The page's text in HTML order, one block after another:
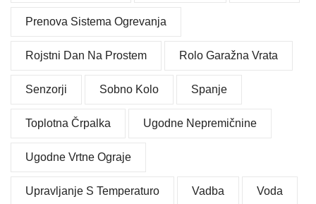
Prenova Sistema Ogrevanja
Rojstni Dan Na Prostem Rolo Garažna Vrata
Senzorji Sobno Kolo Spanje
Toplotna Črpalka Ugodne Nepremičnine
Ugodne Vrtne Ograje
Upravljanje S Temperaturo Vadba Voda